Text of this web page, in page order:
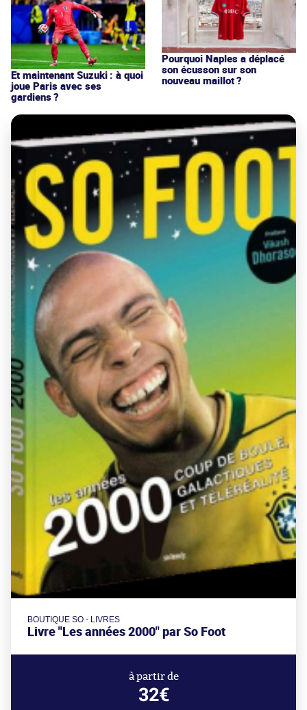
Et maintenant Suzuki : à quoi
joue Paris avec ses
gardiens ?
Pourquoi Naples a déplacé
son écusson sur son
nouveau maillot ?
BOUTIQUE SO - LIVRES
Livre "Les années 2000" par So Foot
à partir de
32€